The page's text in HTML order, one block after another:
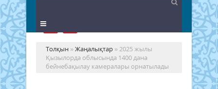
Толқын »Жаңалықтар » 2025 жылы
Қызылорда облысында 1400 дана
бейнебақылау камералары орнатылады